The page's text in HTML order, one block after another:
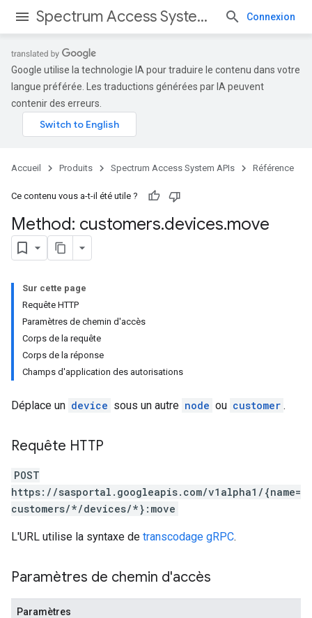
Spectrum Access System APIs Connexion
Google utilise la technologie IA pour traduire le contenu dans votre
langue préférée. Les traductions générées par IA peuvent
contenir des erreurs.
Accueil Produits Spectrum Access System APIs Référence
Ce contenu vous a-t-il été utile ?
Method: customers.devices.move
Sur cette page
Requête HTTP
Paramètres de chemin d'accès
Corps de la requête
Corps de la réponse
Champs d'application des autorisations
Déplace un device sous un autre node ou customer .
Requête HTTP
POST
https://sasportal.googleapis.com/v1alpha1/{name=
customers/*/devices/*}:move
L'URL utilise la syntaxe de transcodage gRPC.
Paramètres de chemin d'accès
Paramètres